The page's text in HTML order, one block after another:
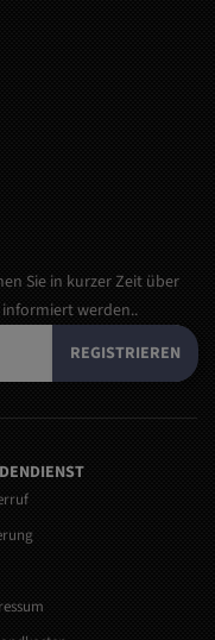
Sie in kurzer Zeit über
werden..
REGISTRIEREN